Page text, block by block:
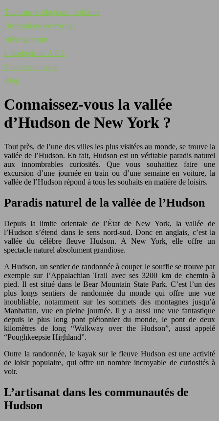
Tourisme écologique / solidaire
Destinations de voyage
Hébergements
L’écologie de A à Z
Shop responsable
Blog
Connaissez-vous la vallée
d’Hudson de New York ?
Tout près, de l’une des villes les plus visitées au monde, se trouve la
vallée de l’Hudson. En fait, Hudson est un véritable paradis naturel
aux innombrables curiosités. Que vous souhaitiez faire une
excursion d’une journée en train ou d’une semaine en voiture, la
vallée de l’Hudson répond à tous les souhaits en matière de loisirs.
Paradis naturel de la vallée de l’Hudson
Depuis la limite orientale de l’État de New York, la vallée de
l’Hudson s’étend dans le sens nord-sud. Donc en anglais, c’est la
vallée du célèbre fleuve Hudson. A New York, elle offre un
spectacle naturel absolument grandiose.
A Hudson, un sentier de randonnée à couper le souffle se trouve par
exemple sur l’Appalachian Trail avec ses 3200 km de chemin à
pied. Il est situé dans le Bear Mountain State Park. C’est l’un des
plus longs sentiers de randonnée du monde qui offre une vue
inoubliable, notamment sur les sommets des montagnes jusqu’à
Manhattan, vue en pleine journée. Il y a aussi une vue fantastique
depuis le plus long pont piétonnier du monde, le pont de deux
kilomètres de long “Walkway over the Hudson”, aussi appelé
“Poughkeepsie Highland”.
Outre la randonnée, le kayak sur le fleuve Hudson est une activité
de loisir populaire, qui offre un nombre incroyable de curiosités à
voir.
L’artisanat dans les communautés de
Hudson